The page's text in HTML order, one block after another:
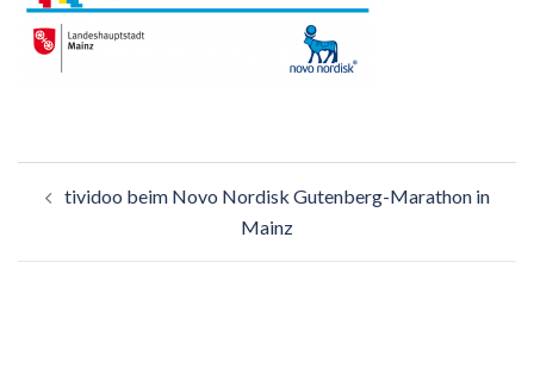
tividoo beim Novo Nordisk Gutenberg-Marathon in
Mainz